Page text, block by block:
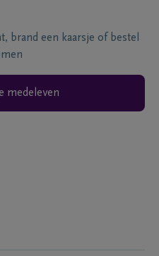
brand een kaarsje of bestel
medeleven